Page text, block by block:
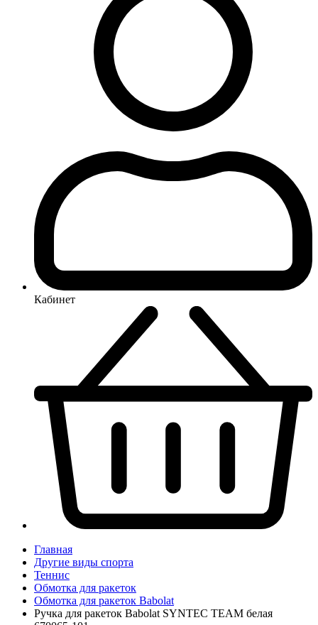
Кабинет
Главная
Другие виды спорта
Теннис
Обмотка для ракеток
Обмотка для ракеток Babolat
Ручка для ракеток Babolat SYNTEC TEAM белая